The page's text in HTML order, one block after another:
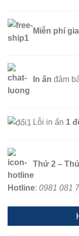
Miễn phí
In ấn đảm
Lỗi in ấn 1
Thứ 2 –
Hotline: 0981 081